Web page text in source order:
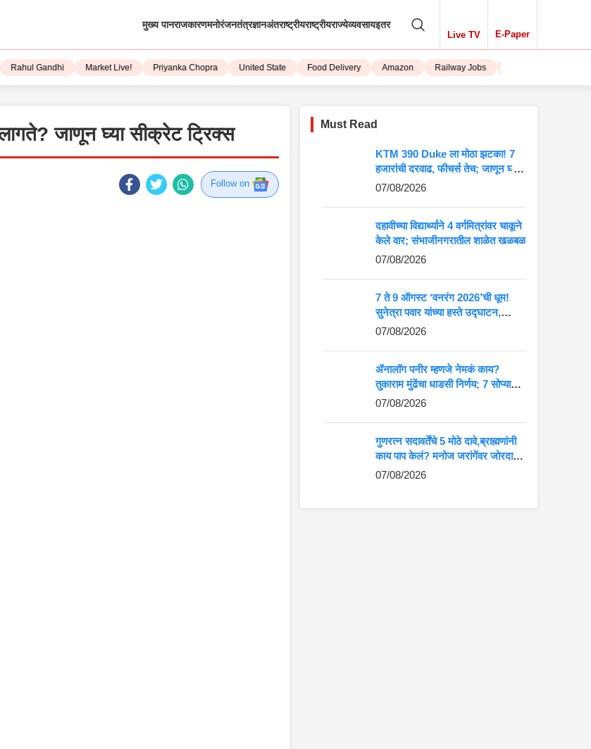
मुख्य पानराजकारणमनोरंजनतंत्रज्ञानअंतराष्ट्रीयराष्ट्रीयराज्येव्यवसायइतर
Live TV E-Paper
Gandhi Market Live! Priyanka Chopra United State Food Delivery Amazon Railway Jobs iPhone 15
जाणून घ्या सीक्रेट ट्रिक्स
Follow on
Must Read
KTM 390 Duke ला मोठा झटका! 7
हजारांची दरवाढ, फीचर्स तेच; जाणून घ्या
5 मोठे बदल
07/08/2026
दहावीच्या विद्यार्थ्याने 4 वर्गमित्रांवर चाकूने
केले वार; संभाजीनगरातील शाळेत खळबळ
07/08/2026
7 ते 9 ऑगस्ट ‘वनरंग 2026’ची धूम!
सुनेत्रा पवार यांच्या हस्ते उद्घाटन,
आदिवासी कलेला मोठे व्यासपीठ
07/08/2026
ॲनालॉग पनीर म्हणजे नेमकं काय?
तुकाराम मुंढेंचा धाडसी निर्णय; 7 सोप्या
मार्गांनी ओळखा अस्सल की बनावट पनीर
07/08/2026
गुणरत्न सदावर्तेंचे 5 मोठे दावे,ब्राह्मणांनी
काय पाप केलं? मनोज जरांगेंवर जोरदार
टीका
07/08/2026